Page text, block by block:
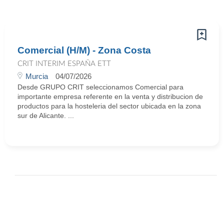
Comercial (H/M) - Zona Costa
CRIT INTERIM ESPAÑA ETT
Murcia 04/07/2026
Desde GRUPO CRIT seleccionamos Comercial para
importante empresa referente en la venta y distribucion de
productos para la hosteleria del sector ubicada en la zona
sur de Alicante. ...